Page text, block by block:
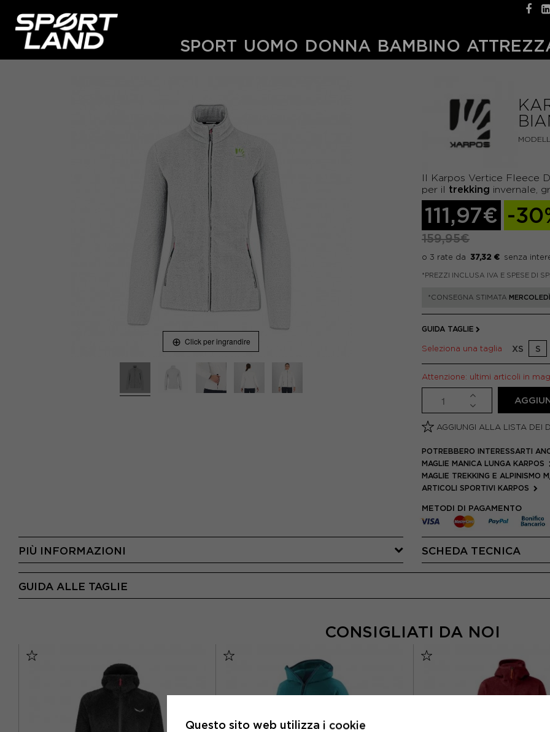
SPORT UOMO DONNA BAMBINO
Click per ingrandire
Il Karpos Vertice Fleece
per il trekking invernale,
111,97€ -
159,95€
37,32 €
*PREZZI INCLUSA IVA E SPESE DI
*CONSEGNA STIMATA
GUIDA TAGLIE
Seleziona una taglia XS S
Attenzione: ultimi articoli in
AGGIUNGI ALLA LISTA DEI
POTREBBERO INTERESSARTI
MAGLIE MANICA LUNGA KARPOS
MAGLIE TREKKING E ALPINISMO
ARTICOLI SPORTIVI KARPOS
METODI DI PAGAMENTO
PIÙ INFORMAZIONI SCHEDA TECNICA
GUIDA ALLE TAGLIE
CONSIGLIATI DA NOI
Questo sito web utilizza i cookie